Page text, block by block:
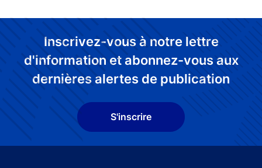
Inscrivez-vous à notre lettre
d'information et abonnez-vous aux
dernières alertes de publication
S'inscrire